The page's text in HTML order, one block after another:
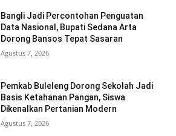
Bangli Jadi Percontohan Penguatan
Data Nasional, Bupati Sedana Arta
Dorong Bansos Tepat Sasaran
Agustus 7, 2026
Pemkab Buleleng Dorong Sekolah Jadi
Basis Ketahanan Pangan, Siswa
Dikenalkan Pertanian Modern
Agustus 7, 2026